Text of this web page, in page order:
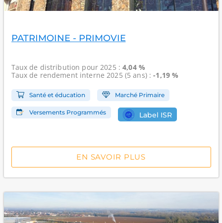
PATRIMOINE - PRIMOVIE
Taux de distribution pour 2025 :4,04 %
Taux de rendement interne2025 (5 ans) :-1,19 %
Santé et éducation Marché Primaire
Versements Programmés Label ISR
EN SAVOIR PLUS